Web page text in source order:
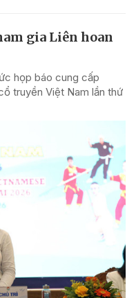
gia Liên hoan
họp báo cung cấp
truyền Việt Nam lần thứ